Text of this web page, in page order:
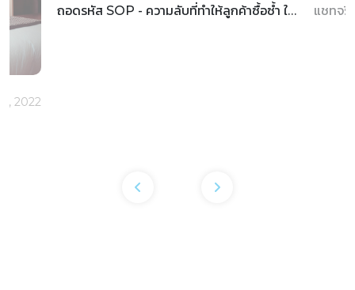
2022
ถอดรหัส SOP - ความลับที่ทำให้ลูกค้าซื้อซ้ำ ใน
แชทจริ